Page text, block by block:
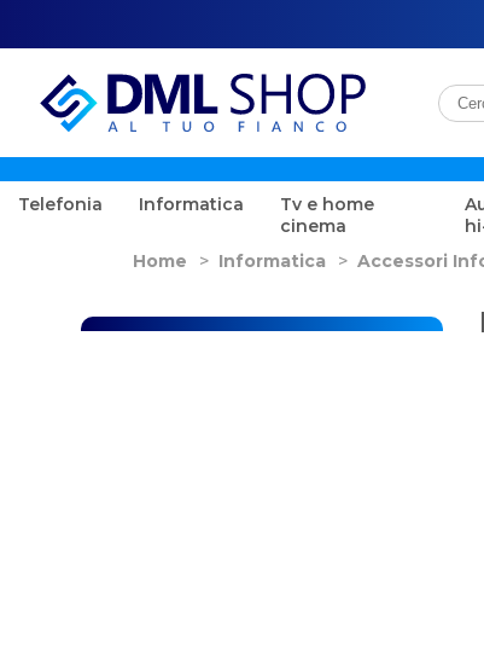
Telefonia Informatica
Tv e home
cinema
Home > Informatica > Accessori